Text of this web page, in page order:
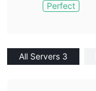
Perfect
All Servers 3